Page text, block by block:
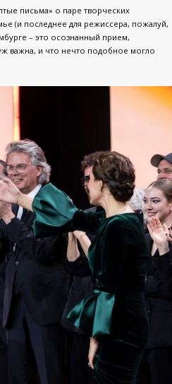
письма» о паре творческих
(и последнее для режиссера, пожалуй,
– это осознанный прием,
важна, и что нечто подобное могло